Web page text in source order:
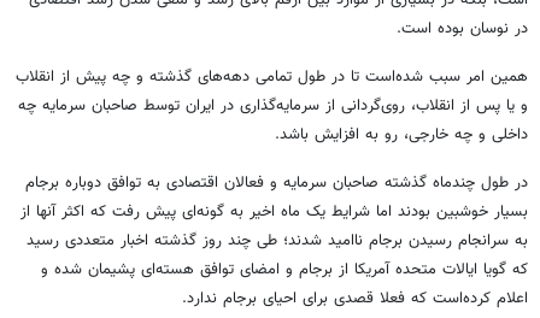
در نوسان بوده است.
همین امر سبب شده‌است تا در طول تمامی دهه‌های گذشته و چه پیش از انقلاب
و یا پس از انقلاب، روی‌گردانی از سرمایه‌گذاری در ایران توسط صاحبان سرمایه چه
داخلی و چه خارجی، رو به افزایش باشد.
در طول چندماه گذشته صاحبان سرمایه و فعالان اقتصادی به توافق دوباره برجام
بسیار خوشبین بودند اما شرایط یک ماه اخیر به گونه‌ای پیش رفت که اکثر آنها از
به سرانجام رسیدن برجام ناامید شدند؛ طی چند روز گذشته اخبار متعددی رسید
که گویا ایالات متحده آمریکا از برجام و امضای توافق هسته‌ای پشیمان شده و
اعلام کرده‌است که فعلا قصدی برای احیای برجام ندارد.